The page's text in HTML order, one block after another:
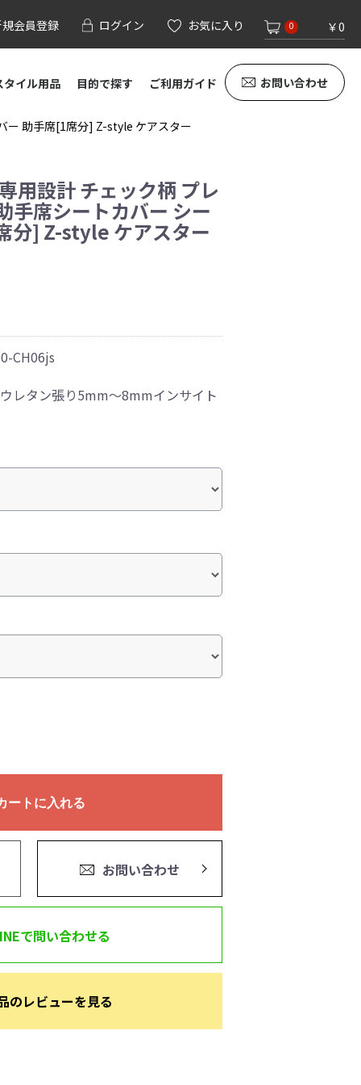
会員登録 ログイン お気に入り 0 ￥0
タイル用品 目的で探す ご利用ガイド お問い合わせ
ー 助手席[1席分] Z-style ケアスター
用設計 チェック柄 プレ
手席シートカバー シー
分] Z-style ケアスター
CH06js
ウレタン張り5mm～8mmインサイト
ートに入れる
お問い合わせ
で問い合わせる
のレビューを見る